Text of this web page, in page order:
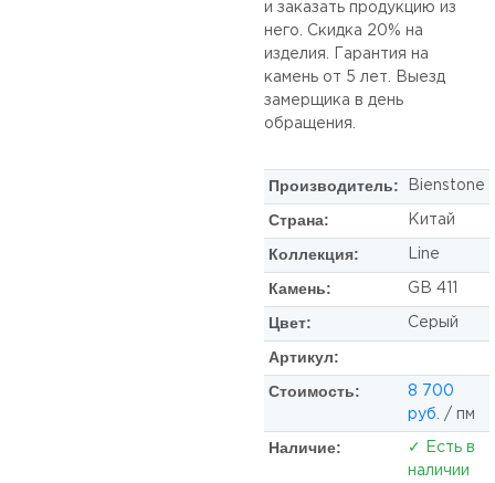
и заказать продукцию из
него. Скидка 20% на
изделия. Гарантия на
камень от 5 лет. Выезд
замерщика в день
обращения.
Производитель: Bienstone
Страна: Китай
Коллекция: Line
Камень: GB 411
Цвет: Серый
Артикул:
Стоимость:
8 700
руб.
/ пм
Наличие:
✓ Есть в
наличии